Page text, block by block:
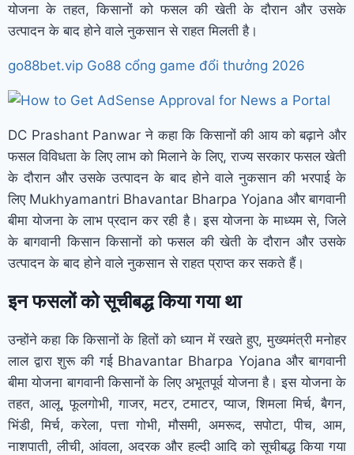
योजना के तहत, किसानों को फसल की खेती के दौरान और उसके
उत्पादन के बाद होने वाले नुकसान से राहत मिलती है।
go88bet.vip Go88 cổng game đổi thưởng 2026
DC Prashant Panwar ने कहा कि किसानों की आय को बढ़ाने और
फसल विविधता के लिए लाभ को मिलाने के लिए, राज्य सरकार फसल खेती
के दौरान और उसके उत्पादन के बाद होने वाले नुकसान की भरपाई के
लिए Mukhyamantri Bhavantar Bharpa Yojana और बागवानी
बीमा योजना के लाभ प्रदान कर रही है। इस योजना के माध्यम से, जिले
के बागवानी किसान किसानों को फसल की खेती के दौरान और उसके
उत्पादन के बाद होने वाले नुकसान से राहत प्राप्त कर सकते हैं।
इन फसलों को सूचीबद्ध किया गया था
उन्होंने कहा कि किसानों के हितों को ध्यान में रखते हुए, मुख्यमंत्री मनोहर
लाल द्वारा शुरू की गई Bhavantar Bharpa Yojana और बागवानी
बीमा योजना बागवानी किसानों के लिए अभूतपूर्व योजना है। इस योजना के
तहत, आलू, फूलगोभी, गाजर, मटर, टमाटर, प्याज, शिमला मिर्च, बैगन,
भिंडी, मिर्च, करेला, पत्ता गोभी, मौसमी, अमरूद, सपोटा, पीच, आम,
नाशपाती, लीची, आंवला, अदरक और हल्दी आदि को सूचीबद्ध किया गया